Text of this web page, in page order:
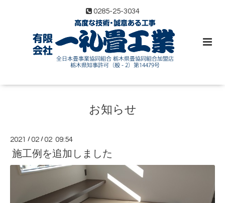
0285-25-3034
お知らせ
2021 /02 /02 09:54
施工例を追加しました